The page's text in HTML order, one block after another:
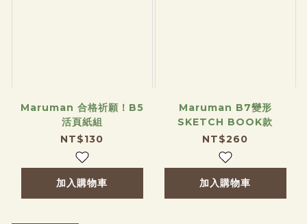
Maruman 合格祈願！B5
活頁紙組
NT$130
加入購物車
Maruman B7變形
SKETCH BOOK款
NT$260
加入購物車